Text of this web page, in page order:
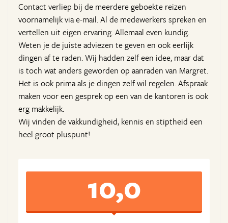
Contact verliep bij de meerdere geboekte reizen
voornamelijk via e-mail. Al de medewerkers spreken en
vertellen uit eigen ervaring. Allemaal even kundig.
Weten je de juiste adviezen te geven en ook eerlijk
dingen af te raden. Wij hadden zelf een idee, maar dat
is toch wat anders geworden op aanraden van Margret.
Het is ook prima als je dingen zelf wil regelen. Afspraak
maken voor een gesprek op een van de kantoren is ook
erg makkelijk.
Wij vinden de vakkundigheid, kennis en stiptheid een
heel groot pluspunt!
10,0